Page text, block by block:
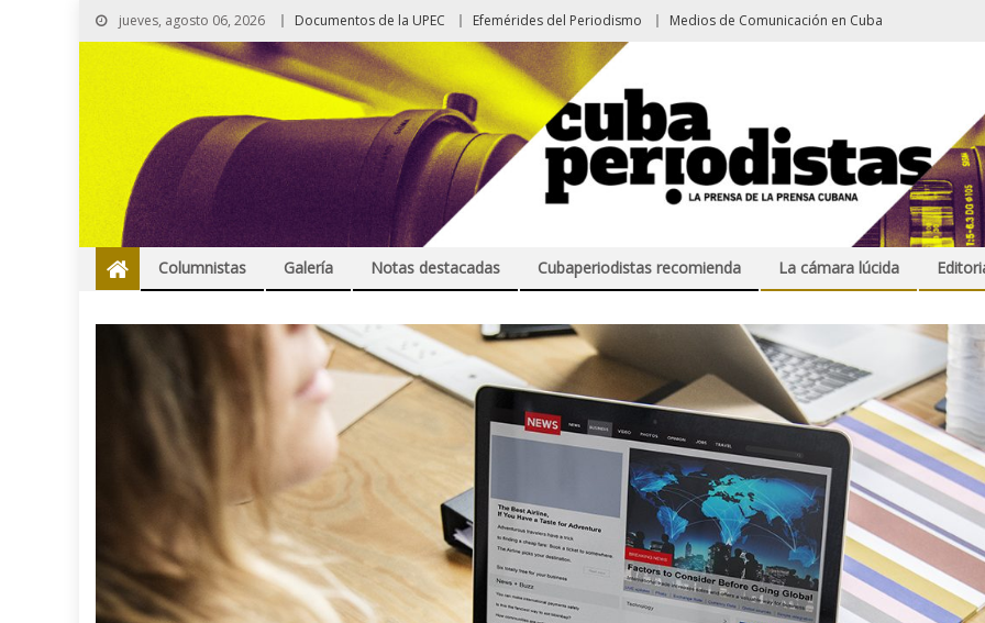
jueves, agosto 06, 2026 Documentos de la UPEC Efemérides del Periodismo Medios de Comunicación en Cuba
Columnistas Galería Notas destacadas Cubaperiodistas recomienda La cámara lúcida